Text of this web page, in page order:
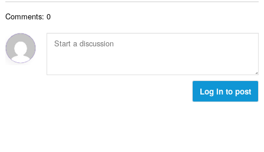
Comments: 0
Log in to post